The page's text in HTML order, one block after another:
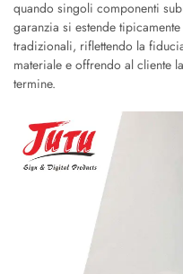
quando singoli componenti
garanzia si estende
tradizionali, riflettendo la
materiale e offrendo al cliente
termine.